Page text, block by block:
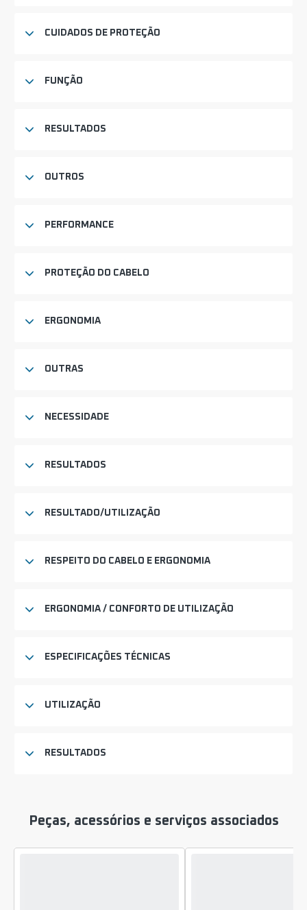
CUIDADOS DE PROTEÇÃO
FUNÇÃO
RESULTADOS
OUTROS
PERFORMANCE
PROTEÇÃO DO CABELO
ERGONOMIA
OUTRAS
NECESSIDADE
RESULTADOS
RESULTADO/UTILIZAÇÃO
RESPEITO DO CABELO E ERGONOMIA
ERGONOMIA / CONFORTO DE UTILIZAÇÃO
ESPECIFICAÇÕES TÉCNICAS
UTILIZAÇÃO
RESULTADOS
Peças, acessórios e serviços associados